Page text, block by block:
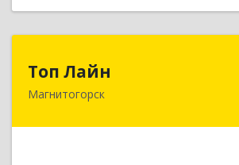
Топ Лайн
Магнитогорск454000, Челябинская обл,